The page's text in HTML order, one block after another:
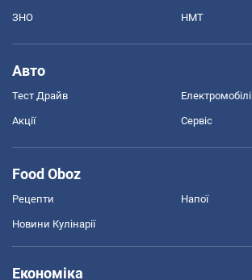
ЗНО НМТ
Авто
Тест Драйв Електромобілі
Акції Сервіс
Food Oboz
Рецепти Напої
Новини Кулінарії
Економіка